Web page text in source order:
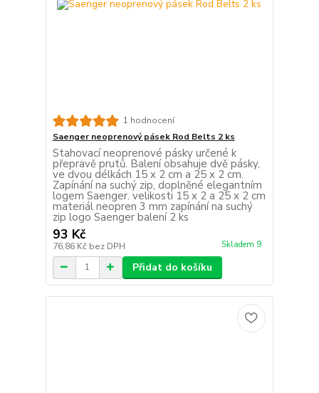
1 hodnocení
Saenger neoprenový pásek Rod Belts 2 ks
Stahovací neoprenové pásky určené k
přepravě prutů. Balení obsahuje dvě pásky,
ve dvou délkách 15 x 2 cm a 25 x 2 cm.
Zapínání na suchý zip, doplněné elegantním
logem Saenger. velikosti 15 x 2 a 25 x 2 cm
materiál neopren 3 mm zapínání na suchý
zip logo Saenger balení 2 ks
93 Kč
76,86 Kč bez DPH Skladem 9
Přidat do košíku